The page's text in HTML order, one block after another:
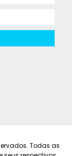
Todas as